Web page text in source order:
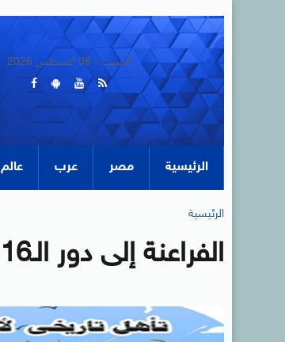
السبت - 08 أغسطس 2026
الرئيسية مصر عرب عالم
الرئيسية
الفراعنة إلى دور الـ16 لأول مرة فى كأس العالم